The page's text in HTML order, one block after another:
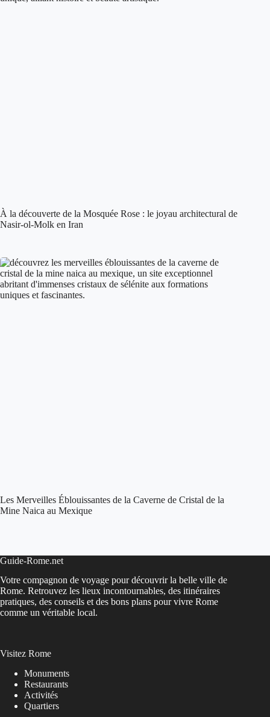
À la découverte de la Mosquée Rose : le joyau architectural de
Nasir-ol-Molk en Iran
Les Merveilles Éblouissantes de la Caverne de Cristal de la
Mine Naica au Mexique
Guide-Rome.net
Votre compagnon de voyage pour découvrir la belle ville de
Rome. Retrouvez les lieux incontournables, des itinéraires
pratiques, des conseils et des bons plans pour vivre Rome
comme un véritable local.
Visitez Rome
Monuments
Restaurants
Activités
Quartiers